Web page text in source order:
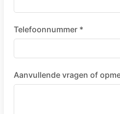
Telefoonnummer *
Aanvullende vragen of